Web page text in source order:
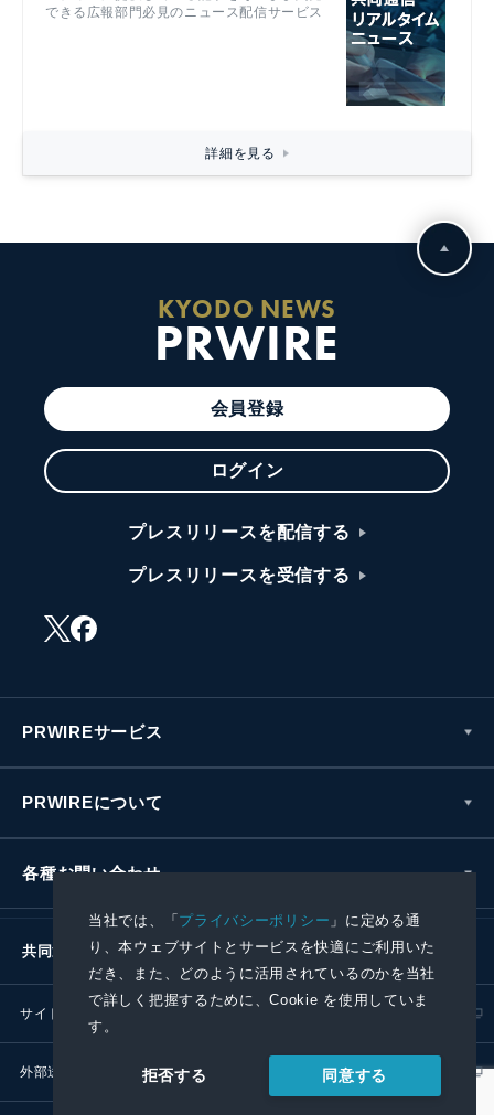
当社では、「プライバシーポリシー 」に定める通
り、本ウェブサイトとサービスを快適にご利用いた
だき、また、どのように活用されているのかを当社
で詳しく把握するために、Cookie を使用していま
す。
拒否する 同意する
できる広報部門必見のニュース配信サービス
詳細を見る
KYODO NEWS
PRWIRE
会員登録
ログイン
プレスリリースを配信する
プレスリリースを受信する
PRWIREサービス
PRWIREについて
各種お問い合わせ
共同通信社グループ
サイトポリシー
外部送信ポリシー プレスリリース取扱基準